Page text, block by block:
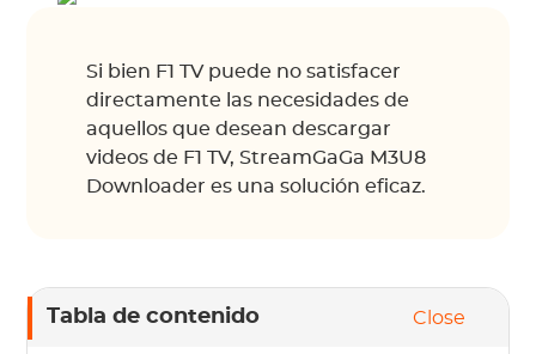
Si bien F1 TV puede no satisfacer
directamente las necesidades de
aquellos que desean descargar
videos de F1 TV, StreamGaGa M3U8
Downloader es una solución eficaz.
Tabla de contenido Close